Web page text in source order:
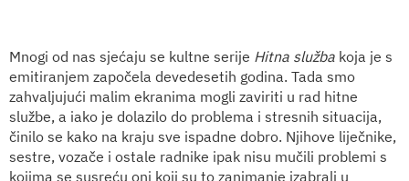
Mnogi od nas sjećaju se kultne serije Hitna služba koja je s
emitiranjem započela devedesetih godina. Tada smo
zahvaljujući malim ekranima mogli zaviriti u rad hitne
službe, a iako je dolazilo do problema i stresnih situacija,
činilo se kako na kraju sve ispadne dobro. Njihove liječnike,
sestre, vozače i ostale radnike ipak nisu mučili problemi s
kojima se susreću oni koji su to zanimanje izabrali u